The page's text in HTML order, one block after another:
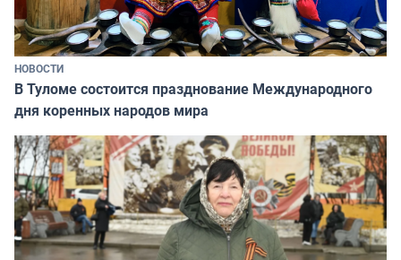
НОВОСТИ
В Туломе состоится празднование Международного
дня коренных народов мира